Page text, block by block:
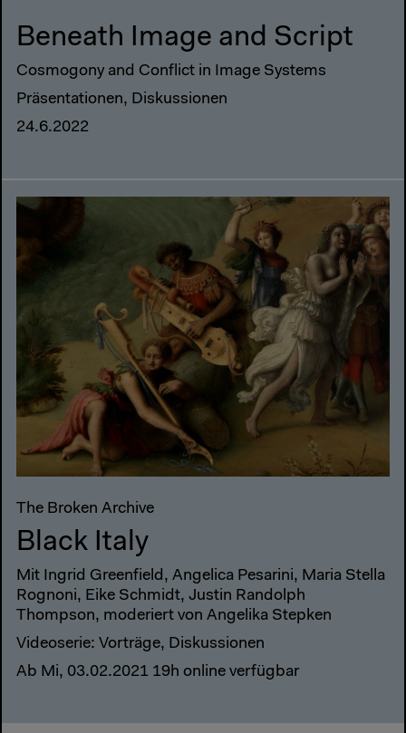
Beneath Image and Script
Cosmogony and Conflict in Image Systems
Präsentationen, Diskussionen
24.6.2022
The Broken Archive
Black Italy
Mit Ingrid Greenfield, Angelica Pesarini, Maria Stella
Rognoni, Eike Schmidt, Justin Randolph
Thompson, moderiert von Angelika Stepken
Videoserie: Vorträge, Diskussionen
Ab Mi, 03.02.2021 19h online verfügbar